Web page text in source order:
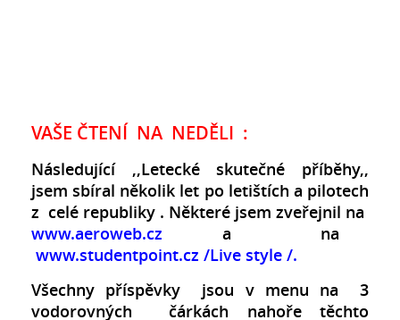
VAŠE ČTENÍ NA NEDĚLI :
Následující ,,Letecké skutečné příběhy,,
jsem sbíral několik let po letištích a pilotech
z celé republiky . Některé jsem zveřejnil na
www.aeroweb.cz a na
www.studentpoint.cz /Live style /.
Všechny příspěvky jsou v menu na 3
vodorovných čárkách nahoře těchto